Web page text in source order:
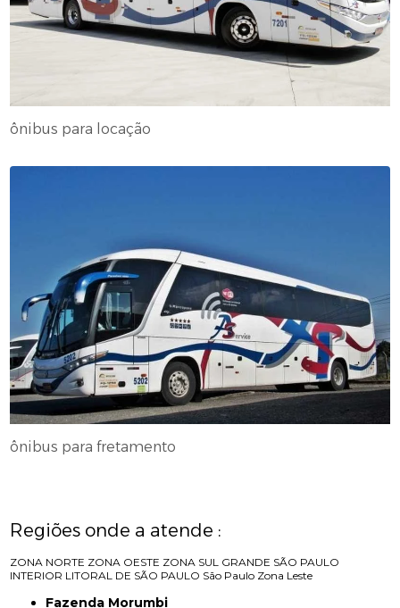
ônibus para locação
ônibus para fretamento
Regiões onde a atende :
ZONA NORTE ZONA OESTE ZONA SUL GRANDE SÃO PAULO
INTERIOR LITORAL DE SÃO PAULO São Paulo Zona Leste
Fazenda Morumbi